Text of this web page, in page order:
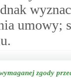
umowy;
zgody